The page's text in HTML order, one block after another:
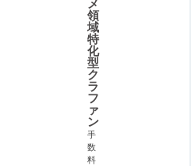
領
域
特
化
型
ク
ラ
フ
ァ
ン
手
数
料